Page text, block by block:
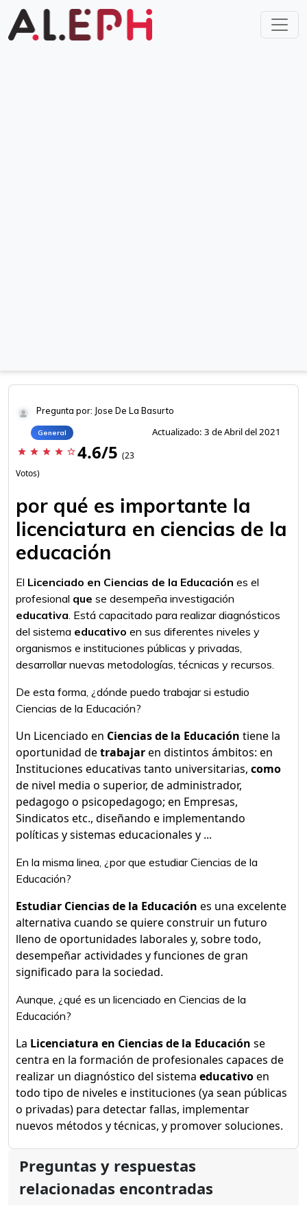
Pregunta por: Jose De La Basurto
General Actualizado: 3 de Abril del 2021
star star star star star_border 4.6/5 (23
Votos)
por qué es importante la
licenciatura en ciencias de la
educación
El Licenciado en Ciencias de la Educación es el
profesional que se desempeña investigación
educativa. Está capacitado para realizar diagnósticos
del sistema educativo en sus diferentes niveles y
organismos e instituciones públicas y privadas,
desarrollar nuevas metodologías, técnicas y recursos.
De esta forma, ¿dónde puedo trabajar si estudio
Ciencias de la Educación?
Un Licenciado en Ciencias de la Educación tiene la
oportunidad detrabajaren distintos ámbitos: en
Instituciones educativas tanto universitarias, como
de nivel media o superior, de administrador,
pedagogo o psicopedagogo; en Empresas,
Sindicatos etc., diseñando e implementando
políticas y sistemas educacionales y ...
En la misma linea, ¿por que estudiar Ciencias de la
Educación?
Estudiar Ciencias de la Educación es una excelente
alternativa cuando se quiere construir un futuro
lleno de oportunidades laborales y, sobre todo,
desempeñar actividades y funciones de gran
significado para la sociedad.
Aunque, ¿qué es un licenciado en Ciencias de la
Educación?
La Licenciatura en Ciencias de la Educación se
centra en la formación de profesionales capaces de
realizar un diagnóstico del sistema educativoen
todo tipo de niveles e instituciones (ya sean públicas
o privadas) para detectar fallas, implementar
nuevos métodos y técnicas, y promover soluciones.
Preguntas y respuestas
relacionadas encontradas